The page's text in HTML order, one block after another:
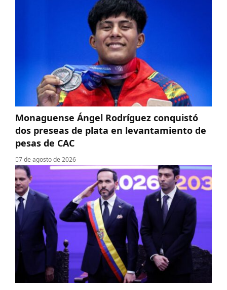
Monaguense Ángel Rodríguez conquistó
dos preseas de plata en levantamiento de
pesas de CAC
7 de agosto de 2026